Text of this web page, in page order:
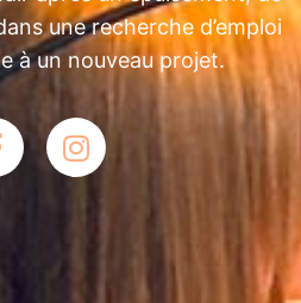
une recherche d’emploi
à un nouveau projet.